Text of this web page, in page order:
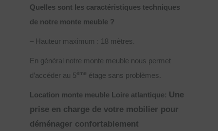
Quelles sont les caractéristiques techniques
de notre monte meuble ?
– Hauteur maximum : 18 mètres.
En général notre monte meuble nous permet
d’accéder au 5ème étage sans problèmes.
Location monte meuble Loire atlantique: Une
prise en charge de votre mobilier pour
déménager confortablement